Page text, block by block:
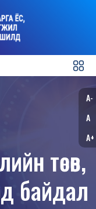
төсөв,
байдал
A-
A
A+